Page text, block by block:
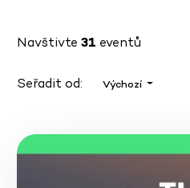
Navštivte 31 eventů
Seřadit od: Výchozí